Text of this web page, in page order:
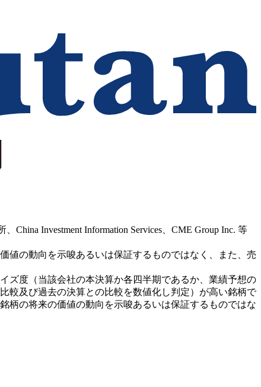
Investment Information Services、CME Group Inc. 等
値の動向を示唆あるいは保証するものではなく、また、売
ズ度（当該会社の本決算か各四半期であるか、業績予想の
較及び過去の決算との比較を数値化し判定）が高い銘柄で
柄の将来の価値の動向を示唆あるいは保証するものではな